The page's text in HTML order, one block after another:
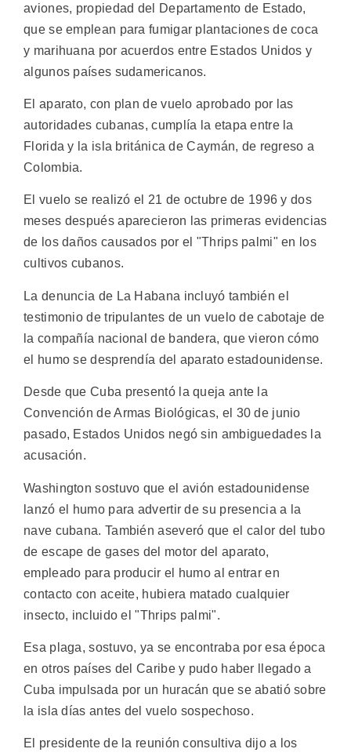
aviones, propiedad del Departamento de Estado,
que se emplean para fumigar plantaciones de coca
y marihuana por acuerdos entre Estados Unidos y
algunos países sudamericanos.
El aparato, con plan de vuelo aprobado por las
autoridades cubanas, cumplía la etapa entre la
Florida y la isla británica de Caymán, de regreso a
Colombia.
El vuelo se realizó el 21 de octubre de 1996 y dos
meses después aparecieron las primeras evidencias
de los daños causados por el "Thrips palmi" en los
cultivos cubanos.
La denuncia de La Habana incluyó también el
testimonio de tripulantes de un vuelo de cabotaje de
la compañía nacional de bandera, que vieron cómo
el humo se desprendía del aparato estadounidense.
Desde que Cuba presentó la queja ante la
Convención de Armas Biológicas, el 30 de junio
pasado, Estados Unidos negó sin ambiguedades la
acusación.
Washington sostuvo que el avión estadounidense
lanzó el humo para advertir de su presencia a la
nave cubana. También aseveró que el calor del tubo
de escape de gases del motor del aparato,
empleado para producir el humo al entrar en
contacto con aceite, hubiera matado cualquier
insecto, incluido el "Thrips palmi".
Esa plaga, sostuvo, ya se encontraba por esa época
en otros países del Caribe y pudo haber llegado a
Cuba impulsada por un huracán que se abatió sobre
la isla días antes del vuelo sospechoso.
El presidente de la reunión consultiva dijo a los